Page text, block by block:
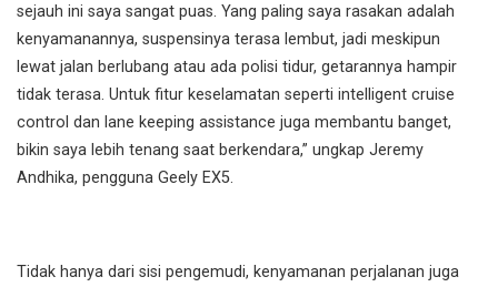
sejauh ini saya sangat puas. Yang paling saya rasakan adalah
kenyamanannya, suspensinya terasa lembut, jadi meskipun
lewat jalan berlubang atau ada polisi tidur, getarannya hampir
tidak terasa. Untuk fitur keselamatan seperti intelligent cruise
control dan lane keeping assistance juga membantu banget,
bikin saya lebih tenang saat berkendara,” ungkap Jeremy
Andhika, pengguna Geely EX5.
Tidak hanya dari sisi pengemudi, kenyamanan perjalanan juga